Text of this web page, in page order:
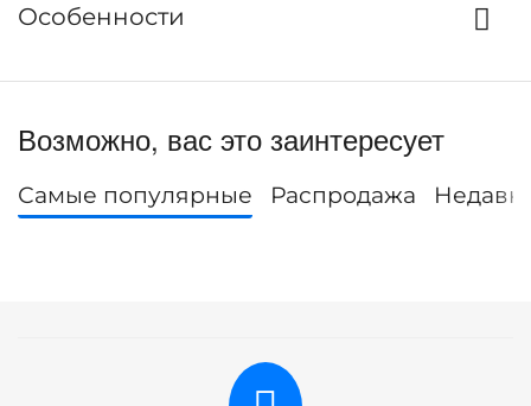
Особенности
Возможно, вас это заинтересует
Самые популярные Распродажа